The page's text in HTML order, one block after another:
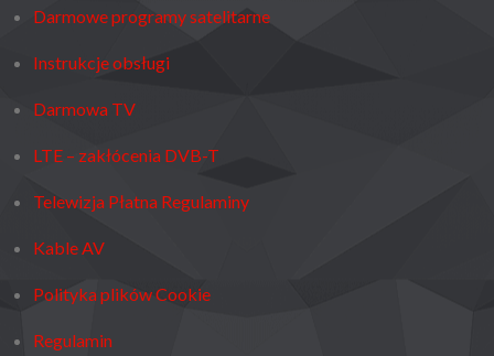
Darmowe programy satelitarne
Instrukcje obsługi
Darmowa TV
LTE – zakłócenia DVB-T
Telewizja Płatna Regulaminy
Kable AV
Polityka plików Cookie
Regulamin